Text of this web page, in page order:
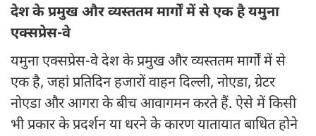
देश के प्रमुख और व्यस्ततम मार्गों में से एक है यमुना
एक्सप्रेस-वे
यमुना एक्सप्रेस-वे देश के प्रमुख और व्यस्ततम मार्गों में से
एक है, जहां प्रतिदिन हजारों वाहन दिल्ली, नोएडा, ग्रेटर
नोएडा और आगरा के बीच आवागमन करते हैं. ऐसे में किसी
भी प्रकार के प्रदर्शन या धरने के कारण यातायात बाधित होने